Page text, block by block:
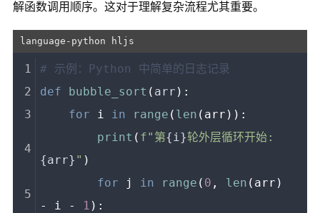
解函数调用顺序。这对于理解复杂流程尤其重要。
# 示例：Python 中简单的日志记录
def
bubble_sort ( arr ):
for i in range ( len (arr)):
print ( f"第{i}
{arr} " )
for j in range ( 0 , len (arr)
- i - 1 ):